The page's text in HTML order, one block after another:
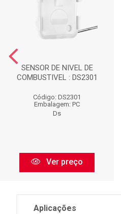
SENSOR DE NIVEL DE
COMBUSTIVEL : DS2301
Código: DS2301
Embalagem: PC
Ds
Ver preço
Aplicações